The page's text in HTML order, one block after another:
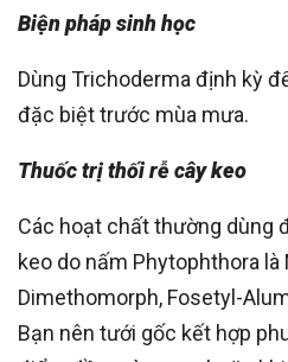
Biện pháp sinh học
Dùng Trichoderma định kỳ
đặc biệt trước mùa mưa.
Thuốc trị thối rễ cây keo
Các hoạt chất thường dùng
keo do nấm Phytophthora là
Dimethomorph, Fosetyl-
Bạn nên tưới gốc kết hợp